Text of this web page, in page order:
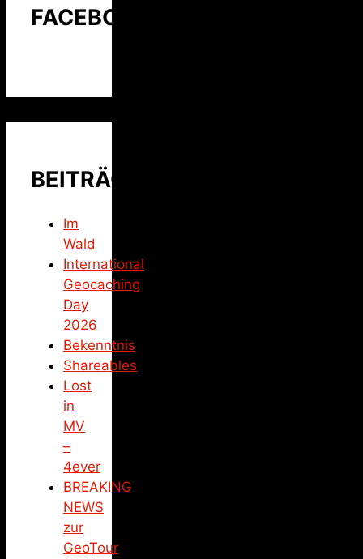
FACEBOOK
BEITRÄGE
Im
Wald
International
Geocaching
Day
2026
Bekenntnis
Shareables
Lost
in
MV
–
4ever
BREAKING
NEWS
zur
GeoTour